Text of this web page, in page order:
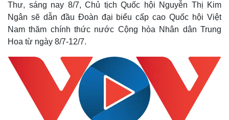
Thư, sáng nay 8/7, Chủ tịch Quốc hội Nguyễn Thị Kim
Ngân sẽ dẫn đầu Đoàn đại biểu cấp cao Quốc hội Việt
Nam thăm chính thức nước Cộng hòa Nhân dân Trung
Hoa từ ngày 8/7-12/7.